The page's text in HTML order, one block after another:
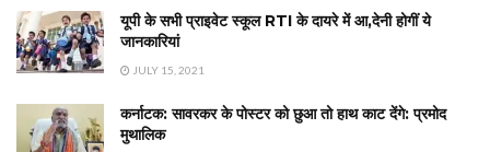
यूपी के सभी प्राइवेट स्कूल RTI के दायरे में आ,देनी होगीं ये
जानकारियां
JULY 15, 2021
कर्नाटक: सावरकर के पोस्टर को छुआ तो हाथ काट देंगे: प्रमोद
मुथालिक